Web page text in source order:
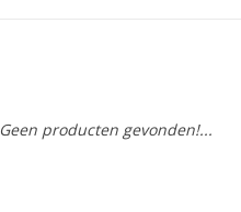
Geen producten gevonden!...